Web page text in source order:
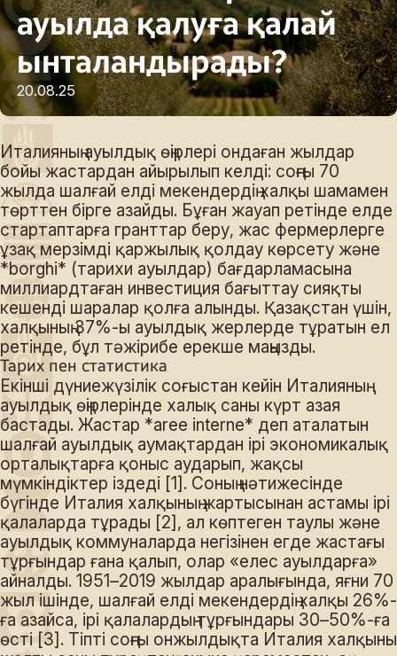
ауылда қалуға қалай
ынталандырады?
20.08.25
Италияның ауылдық өңірлері ондаған жылдар
бойы жастардан айырылып келді: соңғы 70
жылда шалғай елді мекендердің халқы шамамен
төрттен бірге азайды. Бұған жауап ретінде елде
стартаптарға гранттар беру, жас фермерлерге
ұзақ мерзімді қаржылық қолдау көрсету және
*borghi* (тарихи ауылдар) бағдарламасына
миллиардтаған инвестиция бағыттау сияқты
кешенді шаралар қолға алынды. Қазақстан үшін,
халқының 37%-ы ауылдық жерлерде тұратын ел
ретінде, бұл тәжірибе ерекше маңызды.
Тарих пен статистика
Екінші дүниежүзілік соғыстан кейін Италияның
ауылдық өңірлерінде халық саны күрт азая
бастады. Жастар *aree interne* деп аталатын
шалғай ауылдық аумақтардан ірі экономикалық
орталықтарға қоныс аударып, жақсы
мүмкіндіктер іздеді [1]. Соның нәтижесінде
бүгінде Италия халқының жартысынан астамы ірі
қалаларда тұрады [2], ал көптеген таулы және
ауылдық коммуналарда негізінен егде жастағы
тұрғындар ғана қалып, олар «елес ауылдарға»
айналды. 1951–2019 жылдар аралығында, яғни 70
жыл ішінде, шалғай елді мекендердің халқы 26%-
ға азайса, ірі қалалардың тұрғындары 30–50%-ға
өсті [3]. Тіпті соңғы онжылдықта Италия халқының